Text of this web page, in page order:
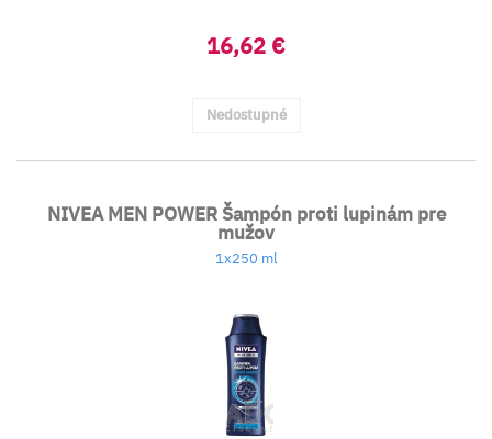
16,62 €
Nedostupné
NIVEA MEN POWER Šampón proti lupinám pre
mužov
1x250 ml